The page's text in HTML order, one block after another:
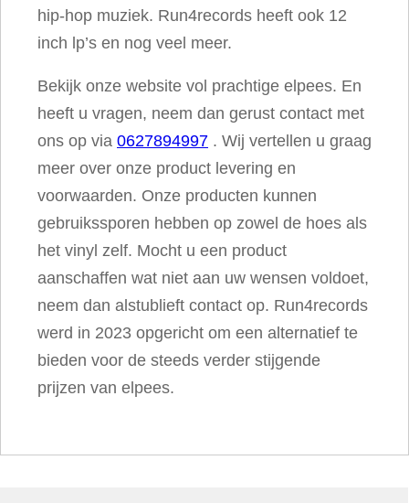
hip-hop muziek. Run4records heeft ook 12
inch lp’s en nog veel meer.
Bekijk onze website vol prachtige elpees. En
heeft u vragen, neem dan gerust contact met
ons op via 0627894997 . Wij vertellen u graag
meer over onze product levering en
voorwaarden. Onze producten kunnen
gebruikssporen hebben op zowel de hoes als
het vinyl zelf. Mocht u een product
aanschaffen wat niet aan uw wensen voldoet,
neem dan alstublieft contact op. Run4records
werd in 2023 opgericht om een alternatief te
bieden voor de steeds verder stijgende
prijzen van elpees.